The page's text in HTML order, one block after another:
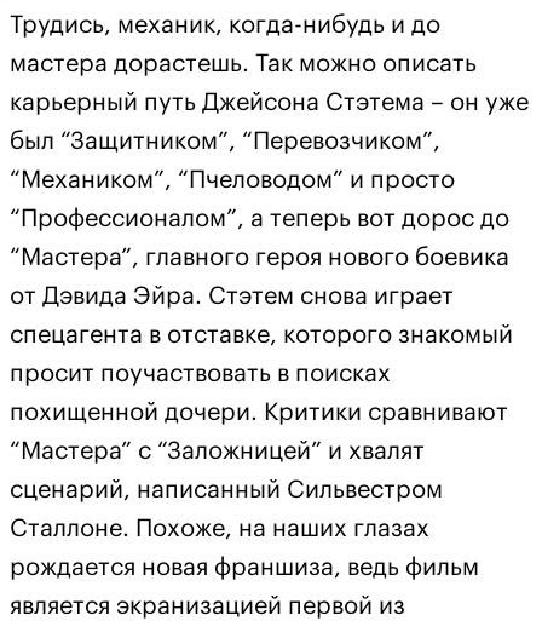
Трудись, механик, когда-нибудь и до
мастера дорастешь. Так можно описать
карьерный путь Джейсона Стэтема – он уже
был “Защитником”, “Перевозчиком”,
“Механиком”, “Пчеловодом” и просто
“Профессионалом”, а теперь вот дорос до
“Мастера”, главного героя нового боевика
от Дэвида Эйра. Стэтем снова играет
спецагента в отставке, которого знакомый
просит поучаствовать в поисках
похищенной дочери. Критики сравнивают
“Мастера” с “Заложницей” и хвалят
сценарий, написанный Сильвестром
Сталлоне. Похоже, на наших глазах
рождается новая франшиза, ведь фильм
является экранизацией первой из